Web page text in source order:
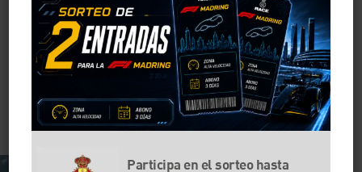
Debes poner especial atención ante un cambio de
rasante ya que es un punto donde la visibilidad puede
llegar a ser reducida o incluso nula. En el RACE te
damos algunos consejos de cómo debes afrontar un
cambio de rasante de la forma más segura posible.
Participa en el sorteo hasta